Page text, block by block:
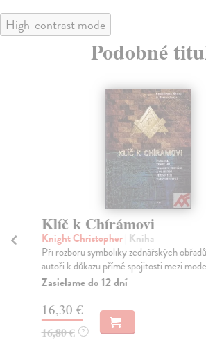
High-contrast mode
Podobné
Tajemství života. Moderní
a pradávná moudrost
Gupta Gaurí Šankar| Kniha
Existuje smysl života? - Byl vesmír
Zasielame do 12 dní
17,46 €
18,00 € ?